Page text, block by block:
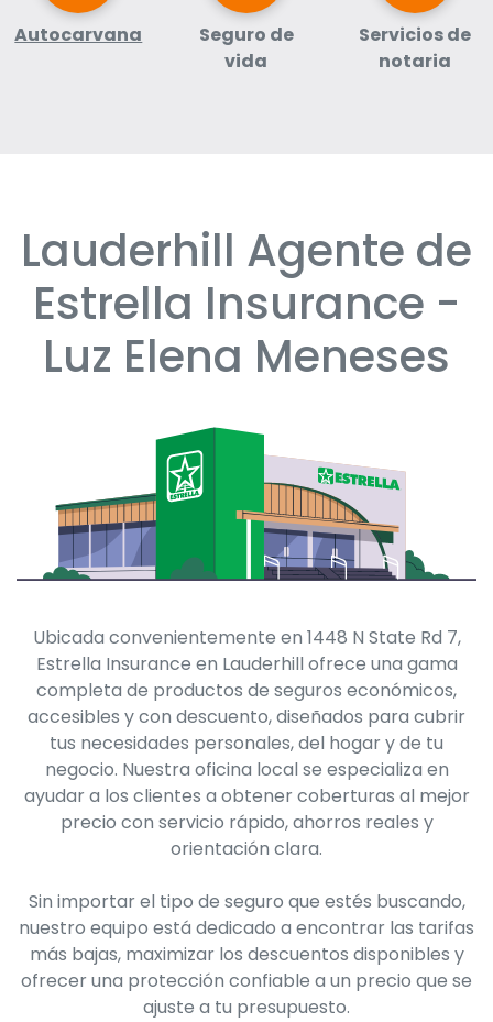
Autocarvana
Seguro de
vida
Servicios de
notaria
Skip
link
Lauderhill Agente de
Estrella Insurance -
Luz Elena Meneses
Ubicada convenientemente en 1448 N State Rd 7,
Estrella Insurance en Lauderhill ofrece una gama
completa de productos de seguros económicos,
accesibles y con descuento, diseñados para cubrir
tus necesidades personales, del hogar y de tu
negocio. Nuestra oficina local se especializa en
ayudar a los clientes a obtener coberturas al mejor
precio con servicio rápido, ahorros reales y
orientación clara.
Sin importar el tipo de seguro que estés buscando,
nuestro equipo está dedicado a encontrar las tarifas
más bajas, maximizar los descuentos disponibles y
ofrecer una protección confiable a un precio que se
ajuste a tu presupuesto.